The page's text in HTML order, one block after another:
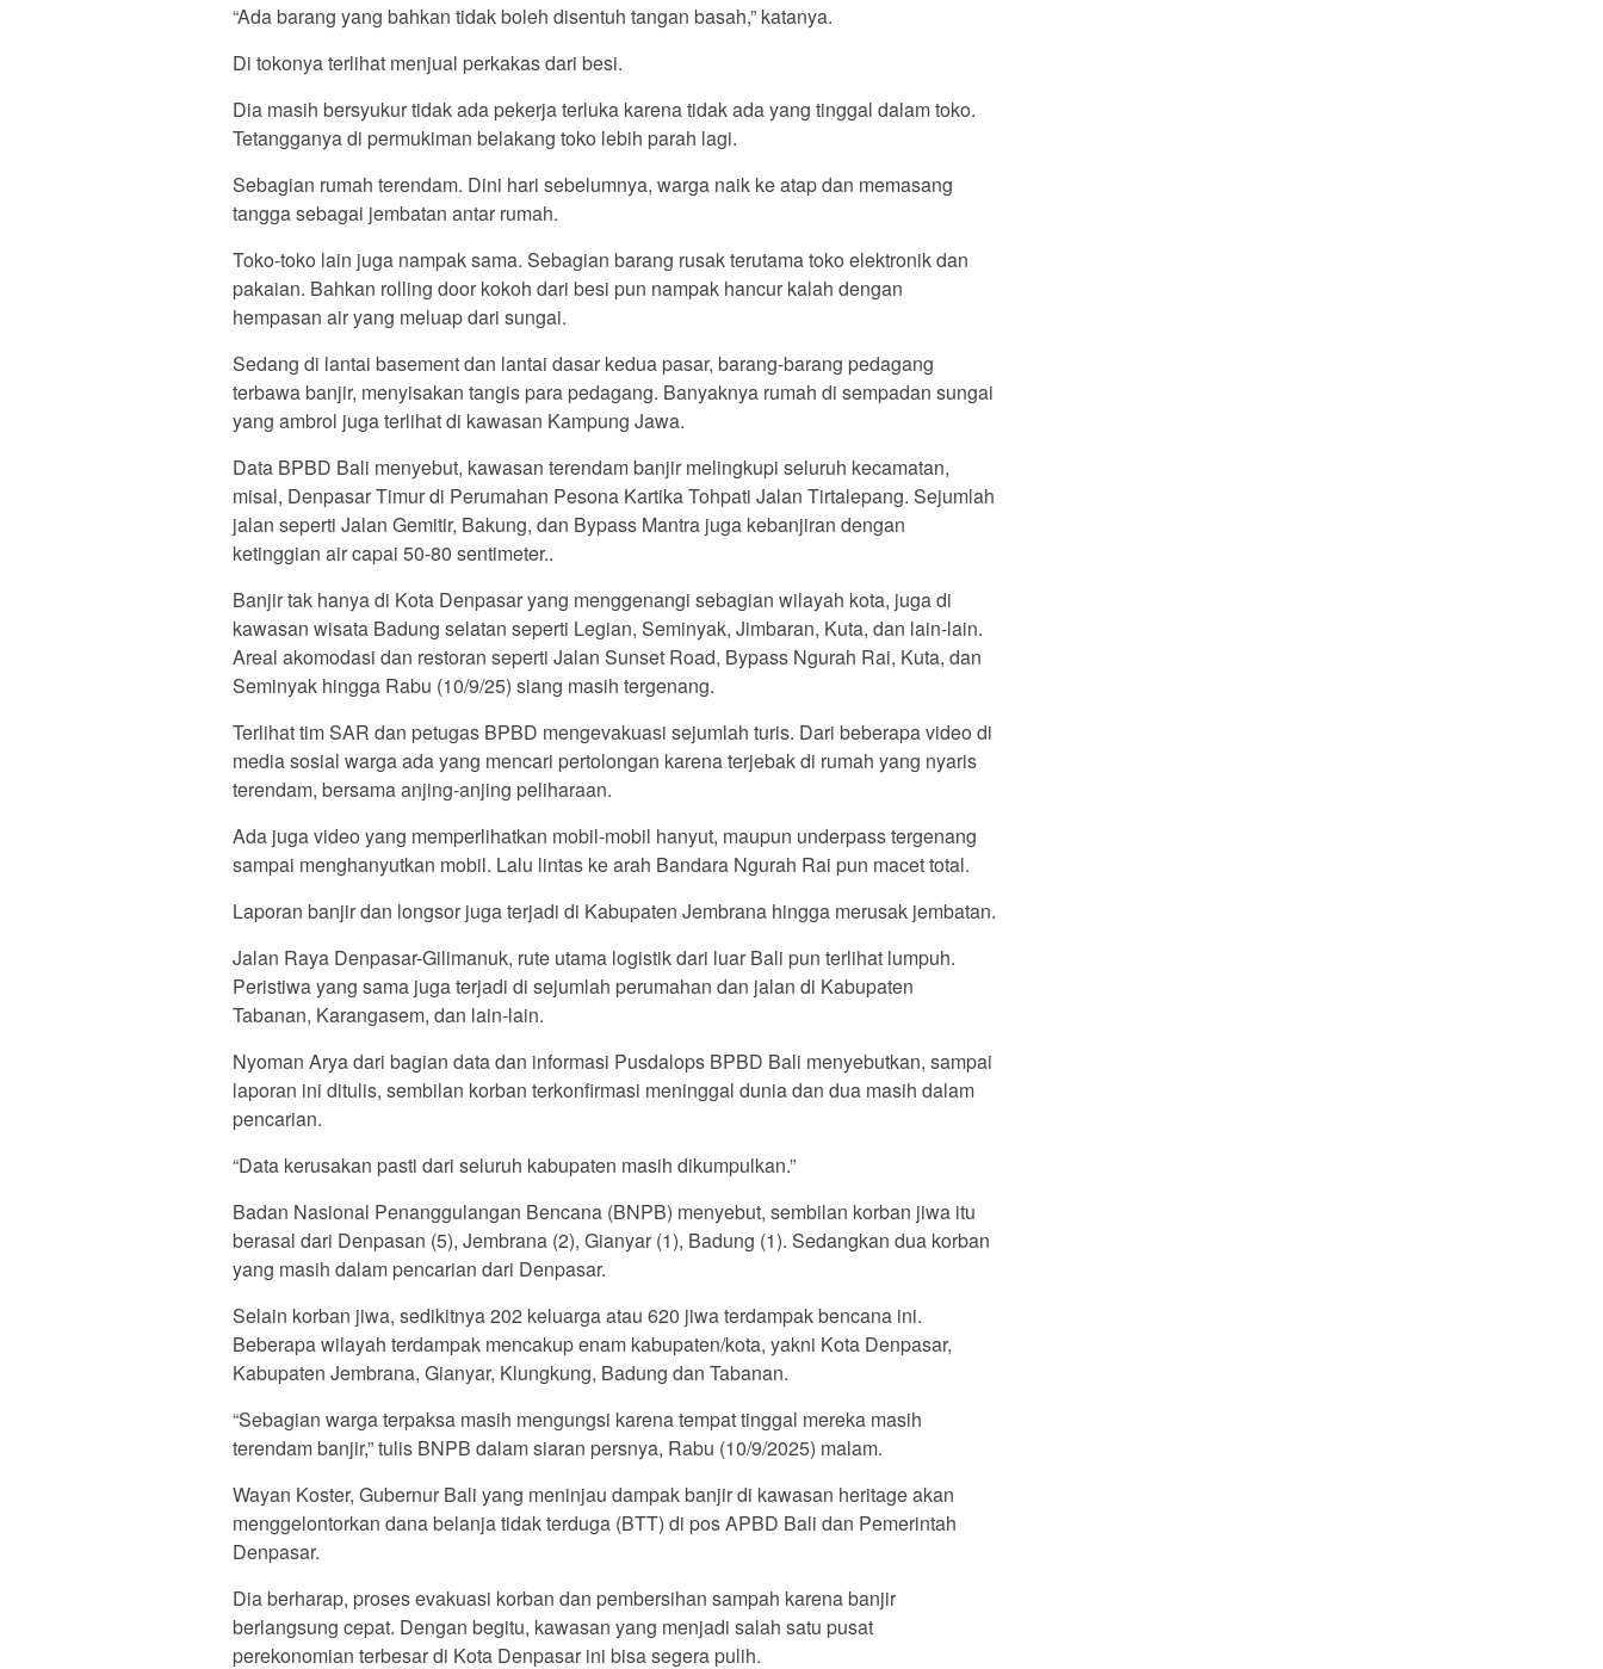
“Ada barang yang bahkan tidak boleh disentuh tangan basah,” katanya.
Di tokonya terlihat menjual perkakas dari besi.
Dia masih bersyukur tidak ada pekerja terluka karena tidak ada yang tinggal dalam toko.
Tetangganya di permukiman belakang toko lebih parah lagi.
Sebagian rumah terendam. Dini hari sebelumnya, warga naik ke atap dan memasang
tangga sebagai jembatan antar rumah.
Toko-toko lain juga nampak sama. Sebagian barang rusak terutama toko elektronik dan
pakaian. Bahkan rolling door kokoh dari besi pun nampak hancur kalah dengan
hempasan air yang meluap dari sungai.
Sedang di lantai basement dan lantai dasar kedua pasar, barang-barang pedagang
terbawa banjir, menyisakan tangis para pedagang. Banyaknya rumah di sempadan sungai
yang ambrol juga terlihat di kawasan Kampung Jawa.
Data BPBD Bali menyebut, kawasan terendam banjir melingkupi seluruh kecamatan,
misal, Denpasar Timur di Perumahan Pesona Kartika Tohpati Jalan Tirtalepang. Sejumlah
jalan seperti Jalan Gemitir, Bakung, dan Bypass Mantra juga kebanjiran dengan
ketinggian air capai 50-80 sentimeter..
Banjir tak hanya di Kota Denpasar yang menggenangi sebagian wilayah kota, juga di
kawasan wisata Badung selatan seperti Legian, Seminyak, Jimbaran, Kuta, dan lain-lain.
Areal akomodasi dan restoran seperti Jalan Sunset Road, Bypass Ngurah Rai, Kuta, dan
Seminyak hingga Rabu (10/9/25) siang masih tergenang.
Terlihat tim SAR dan petugas BPBD mengevakuasi sejumlah turis. Dari beberapa video di
media sosial warga ada yang mencari pertolongan karena terjebak di rumah yang nyaris
terendam, bersama anjing-anjing peliharaan.
Ada juga video yang memperlihatkan mobil-mobil hanyut, maupun underpass tergenang
sampai menghanyutkan mobil. Lalu lintas ke arah Bandara Ngurah Rai pun macet total.
Laporan banjir dan longsor juga terjadi di Kabupaten Jembrana hingga merusak jembatan.
Jalan Raya Denpasar-Gilimanuk, rute utama logistik dari luar Bali pun terlihat lumpuh.
Peristiwa yang sama juga terjadi di sejumlah perumahan dan jalan di Kabupaten
Tabanan, Karangasem, dan lain-lain.
Nyoman Arya dari bagian data dan informasi Pusdalops BPBD Bali menyebutkan, sampai
laporan ini ditulis, sembilan korban terkonfirmasi meninggal dunia dan dua masih dalam
pencarian.
“Data kerusakan pasti dari seluruh kabupaten masih dikumpulkan.”
Badan Nasional Penanggulangan Bencana (BNPB) menyebut, sembilan korban jiwa itu
berasal dari Denpasan (5), Jembrana (2), Gianyar (1), Badung (1). Sedangkan dua korban
yang masih dalam pencarian dari Denpasar.
Selain korban jiwa, sedikitnya 202 keluarga atau 620 jiwa terdampak bencana ini.
Beberapa wilayah terdampak mencakup enam kabupaten/kota, yakni Kota Denpasar,
Kabupaten Jembrana, Gianyar, Klungkung, Badung dan Tabanan.
“Sebagian warga terpaksa masih mengungsi karena tempat tinggal mereka masih
terendam banjir,” tulis BNPB dalam siaran persnya, Rabu (10/9/2025) malam.
Wayan Koster, Gubernur Bali yang meninjau dampak banjir di kawasan heritage akan
menggelontorkan dana belanja tidak terduga (BTT) di pos APBD Bali dan Pemerintah
Denpasar.
Dia berharap, proses evakuasi korban dan pembersihan sampah karena banjir
berlangsung cepat. Dengan begitu, kawasan yang menjadi salah satu pusat
perekonomian terbesar di Kota Denpasar ini bisa segera pulih.